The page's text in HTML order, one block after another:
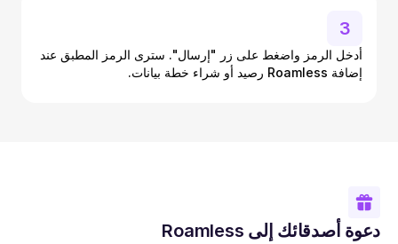
3
أدخل الرمز واضغط على زر "إرسال". سترى الرمز المطبق عند
إضافة Roamless رصيد أو شراء خطة بيانات.
دعوة أصدقائك إلى Roamless